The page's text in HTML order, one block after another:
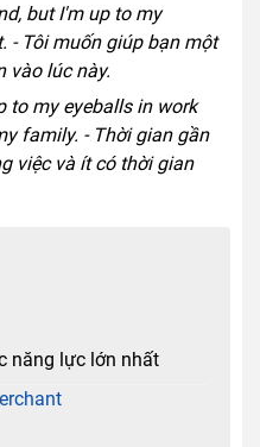
but I'm up to my
- Tôi muốn giúp bạn một
vào lúc này.
to my eyeballs in work
family. - Thời gian gần
việc và ít có thời gian
năng lực lớn nhất